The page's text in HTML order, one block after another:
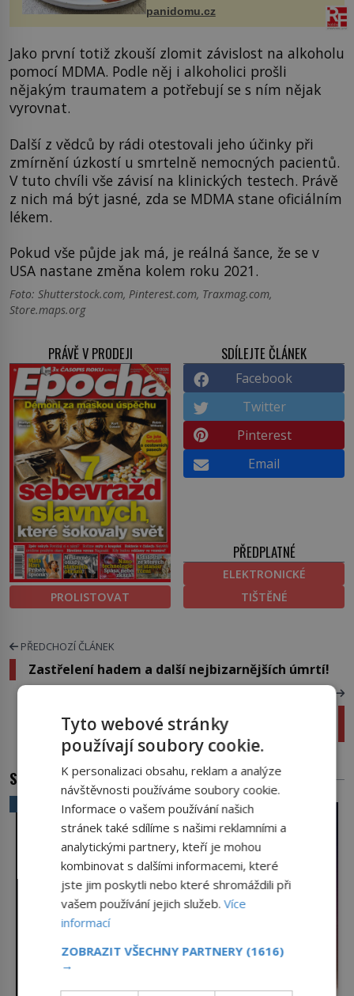
panidomu.cz
Jako první totiž zkouší zlomit závislost na alkoholu
pomocí MDMA. Podle něj i alkoholici prošli
nějakým traumatem a potřebují se s ním nějak
vyrovnat.
Další z vědců by rádi otestovali jeho účinky při
zmírnění úzkostí u smrtelně nemocných pacientů.
V tuto chvíli vše závisí na klinických testech. Právě
z nich má být jasné, zda se MDMA stane oficiálním
lékem.
Pokud vše půjde jak má, je reálná šance, že se v
USA nastane změna kolem roku 2021.
Foto: Shutterstock.com, Pinterest.com, Traxmag.com,
Store.maps.org
PRÁVĚ V PRODEJI
PROLISTOVAT
SDÍLEJTE ČLÁNEK
Facebook
Twitter
Pinterest
Email
PŘEDPLATNÉ
ELEKTRONICKÉ
TIŠTĚNÉ
PŘEDCHOZÍ ČLÁNEK
Zastřelení hadem a další nejbizarnějších úmrtí!
DALŠÍ ČLÁNEK
Nejslavnější svůdník přijde o panictví již ve
SOUVISEJÍCÍ ČLÁNKY
VĚDA A TECHNIKA
Tyto webové stránky
používají soubory cookie.
K personalizaci obsahu, reklam a analýze
návštěvnosti používáme soubory cookie.
Informace o vašem používání našich
stránek také sdílíme s našimi reklamními a
analytickými partnery, kteří je mohou
kombinovat s dalšími informacemi, které
jste jim poskytli nebo které shromáždili při
vašem používání jejich služeb.Více
informací
ZOBRAZIT VŠECHNY PARTNERY (1616)
→